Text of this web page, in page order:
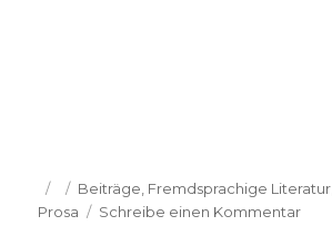
Veröffentlicht
am
Kategorien
Beiträge Fremdsprachige Literatur
Prosa
Schreibe einen Kommentarzu